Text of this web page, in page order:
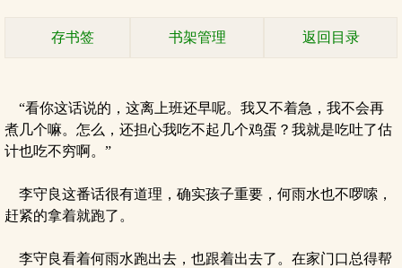
存书签 书架管理 返回目录
“看你这话说的，这离上班还早呢。我又不着急，我不会再
煮几个嘛。怎么，还担心我吃不起几个鸡蛋？我就是吃吐了估
计也吃不穷啊。”
李守良这番话很有道理，确实孩子重要，何雨水也不啰嗦，
赶紧的拿着就跑了。
李守良看着何雨水跑出去，也跟着出去了。在家门口总得帮